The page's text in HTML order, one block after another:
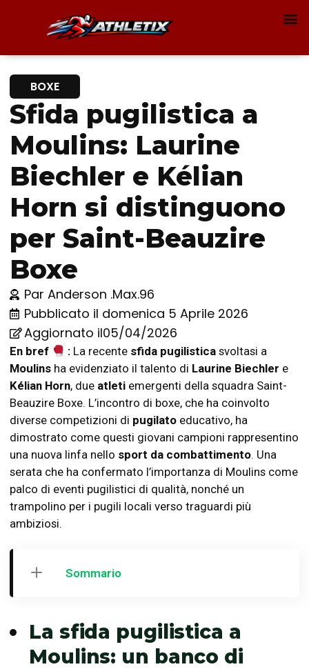
BOXE
Sfida pugilistica a
Moulins: Laurine
Biechler e Kélian
Horn si distinguono
per Saint-Beauzire
Boxe
Par Anderson .Max.96
Pubblicato il domenica 5 Aprile 2026
Aggiornato il05/04/2026
En bref : La recente sfida pugilistica svoltasi a
Moulins ha evidenziato il talento di Laurine Biechler e
Kélian Horn, due atleti emergenti della squadra Saint-
Beauzire Boxe. L’incontro di boxe, che ha coinvolto
diverse competizioni di pugilato educativo, ha
dimostrato come questi giovani campioni rappresentino
una nuova linfa nello sport da combattimento. Una
serata che ha confermato l’importanza di Moulins come
palco di eventi pugilistici di qualità, nonché un
trampolino per i pugili locali verso traguardi più
ambiziosi.
Sommario
La sfida pugilistica a
Moulins: un banco di